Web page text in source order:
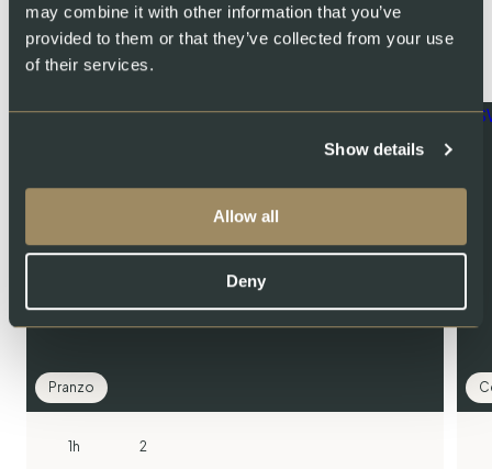
may combine it with other information that you’ve
provided to them or that they’ve collected from your use
of their services.
Show details
Allow all
Deny
You might also like
Pranzo
1h 2